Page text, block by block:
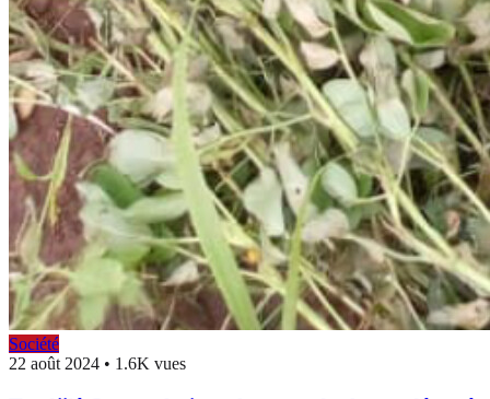
Société
22 août 2024 • 1.6K vues